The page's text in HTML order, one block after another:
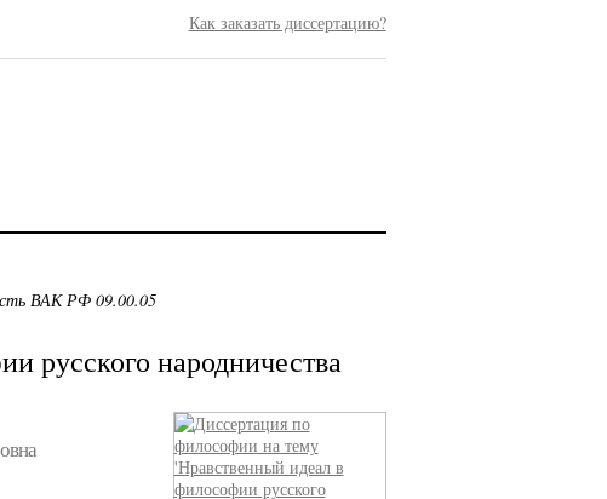
Как заказать диссертацию?
ВАК РФ 09.00.05
русского народничества